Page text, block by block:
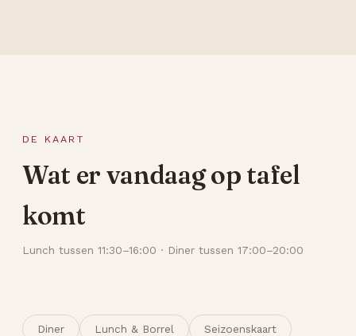
DE KAART
Wat er vandaag op tafel
komt
Lunch tussen 11:30–16:00 · Diner tussen 17:00–20:00
Diner Lunch & Borrel Seizoenskaart